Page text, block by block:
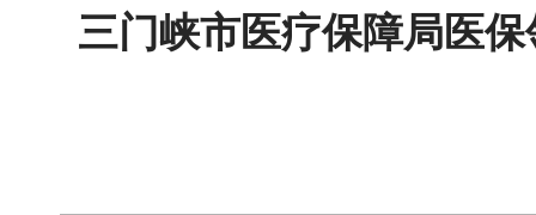
三门峡市医疗保障局医